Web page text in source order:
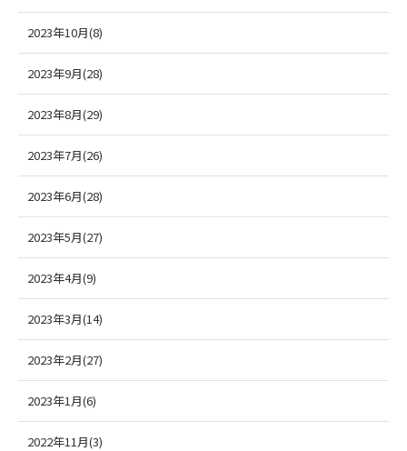
2023年10月(8)
2023年9月(28)
2023年8月(29)
2023年7月(26)
2023年6月(28)
2023年5月(27)
2023年4月(9)
2023年3月(14)
2023年2月(27)
2023年1月(6)
2022年11月(3)